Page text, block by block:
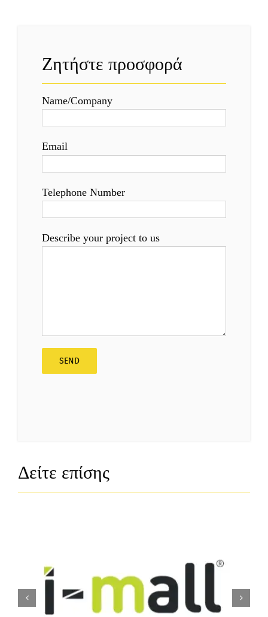
Ζητήστε προσφορά
Name/Company
Email
Telephone Number
Describe your project to us
Δείτε επίσης